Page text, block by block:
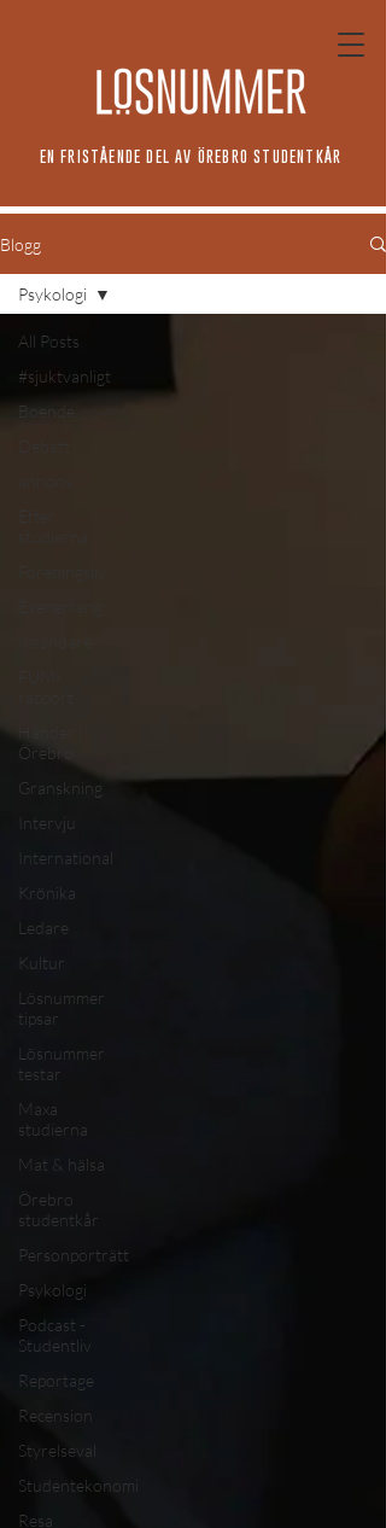
EN FRISTÅENDE DEL AV ÖREBRO STUDENTKÅR
Blogg
All Posts
#sjuktvanligt
Boende
Örebro
Granskning
Intervju
International
Krönika
Ledare
Kultur
Lösnummer
tipsar
Lösnummer
testar
Maxa
studierna
Mat & hälsa
Örebro
studentkår
Personporträtt
Psykologi
Podcast -
Studentliv
Reportage
Recension
Styrelseval
Studentekonomi
Resa
Psykologi